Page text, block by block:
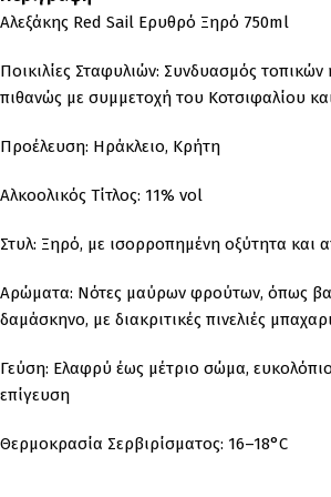
Αλεξάκης Red Sail Ερυθρό Ξηρό 750ml
Ποικιλίες Σταφυλιών: Συνδυασμός τοπικών
πιθανώς με συμμετοχή του Κοτσιφαλίου
Προέλευση: Ηράκλειο, Κρήτη
Αλκοολικός Τίτλος: 11% vol
Στυλ: Ξηρό, με ισορροπημένη οξύτητα και
Αρώματα: Νότες μαύρων φρούτων, όπως
δαμάσκηνο, με διακριτικές πινελιές
Γεύση: Ελαφρύ έως μέτριο σώμα,
επίγευση
Θερμοκρασία Σερβιρίσματος: 16–18°C